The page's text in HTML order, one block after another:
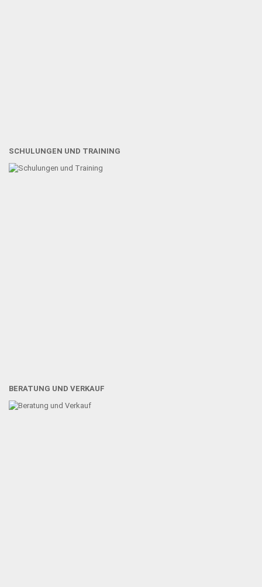
SCHULUNGEN UND TRAINING
BERATUNG UND VERKAUF